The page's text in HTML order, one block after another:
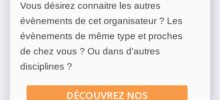
Vous désirez connaitre les autres
évènements de cet organisateur ? Les
évènements de même type et proches
de chez vous ? Ou dans d'autres
disciplines ?
DÉCOUVREZ NOS